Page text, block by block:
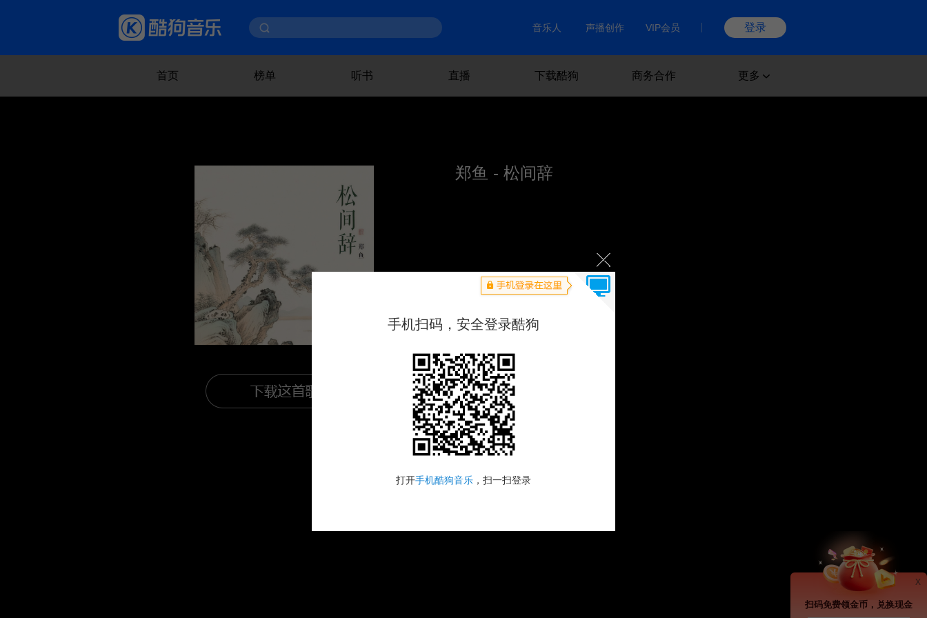
音乐人 声播创作 VIP会员 登录
首页 榜单 听书 直播 下载酷狗 商务合作 更多
郑鱼 - 松间辞
x
扫码免费领金币，兑换现金